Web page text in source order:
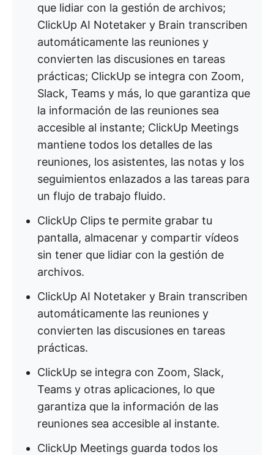
que lidiar con la gestión de archivos;
ClickUp AI Notetaker y Brain transcriben
automáticamente las reuniones y
convierten las discusiones en tareas
prácticas; ClickUp se integra con Zoom,
Slack, Teams y más, lo que garantiza que
la información de las reuniones sea
accesible al instante; ClickUp Meetings
mantiene todos los detalles de las
reuniones, los asistentes, las notas y los
seguimientos enlazados a las tareas para
un flujo de trabajo fluido.
ClickUp Clips te permite grabar tu
pantalla, almacenar y compartir vídeos
sin tener que lidiar con la gestión de
archivos.
ClickUp AI Notetaker y Brain transcriben
automáticamente las reuniones y
convierten las discusiones en tareas
prácticas.
ClickUp se integra con Zoom, Slack,
Teams y otras aplicaciones, lo que
garantiza que la información de las
reuniones sea accesible al instante.
ClickUp Meetings guarda todos los